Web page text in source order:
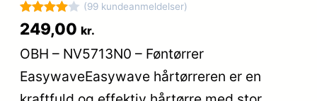
Bedømt
som4
ud af 5
baseret
på
99
(99 kundeanmeldelser)
249,00 kr.
OBH – NV5713N0 – Føntørrer
EasywaveEasywave hårtørreren er en